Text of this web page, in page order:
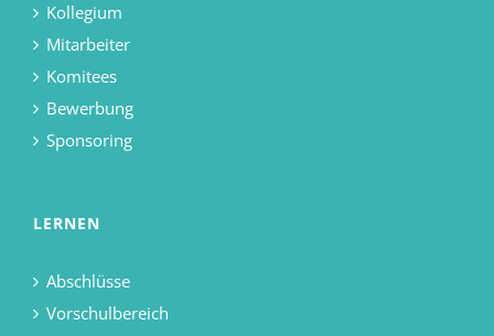
Kollegium
Mitarbeiter
Komitees
Bewerbung
Sponsoring
LERNEN
Abschlüsse
Vorschulbereich